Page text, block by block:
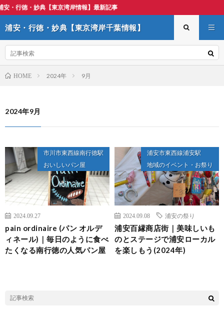
【東京湾岸情報】最新記事
浦安・行徳・妙典【東京湾岸千葉情報】
HOME 2024年 9月
2024年9月
市川市東西線南行徳駅
おいしいパン屋
2024.09.27
pain ordinaire (パン オルデ
ィネール)｜毎日のように食べ
たくなる南行徳の人気パン屋
浦安市東西線浦安駅
地域のイベント・お祭り
2024.09.08 浦安の祭り
浦安百縁商店街｜美味しいも
のとステージで浦安ローカル
を楽しもう(2024年)